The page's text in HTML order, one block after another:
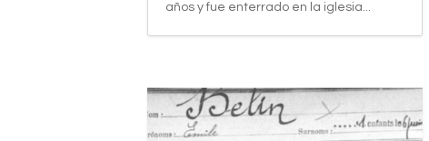
años y fue enterrado en la iglesia...